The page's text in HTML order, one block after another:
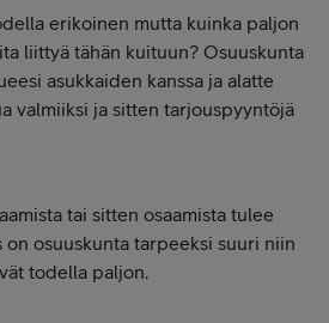
erikoinen mutta kuinka paljon
liittyä tähän kuituun? Osuuskunta
asukkaiden kanssa ja alatte
valmiiksi ja sitten tarjouspyyntöjä
tai sitten osaamista tulee
on osuuskunta tarpeeksi suuri niin
todella paljon.